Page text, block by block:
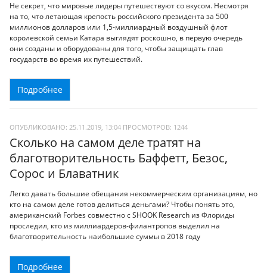
Не секрет, что мировые лидеры путешествуют со вкусом. Несмотря
на то, что летающая крепость российского президента за 500
миллионов долларов или 1,5-миллиардный воздушный флот
королевской семьи Катара выглядят роскошно, в первую очередь
они созданы и оборудованы для того, чтобы защищать глав
государств во время их путешествий.
Подробнее
ОПУБЛИКОВАНО: 25.11.2019, 13:04 ПРОСМОТРОВ: 1244
Сколько на самом деле тратят на
благотворительность Баффетт, Безос,
Сорос и Блаватник
Легко давать большие обещания некоммерческим организациям, но
кто на самом деле готов делиться деньгами? Чтобы понять это,
американский Forbes совместно с SHOOK Research из Флориды
проследил, кто из миллиардеров-филантропов выделил на
благотворительность наибольшие суммы в 2018 году
Подробнее